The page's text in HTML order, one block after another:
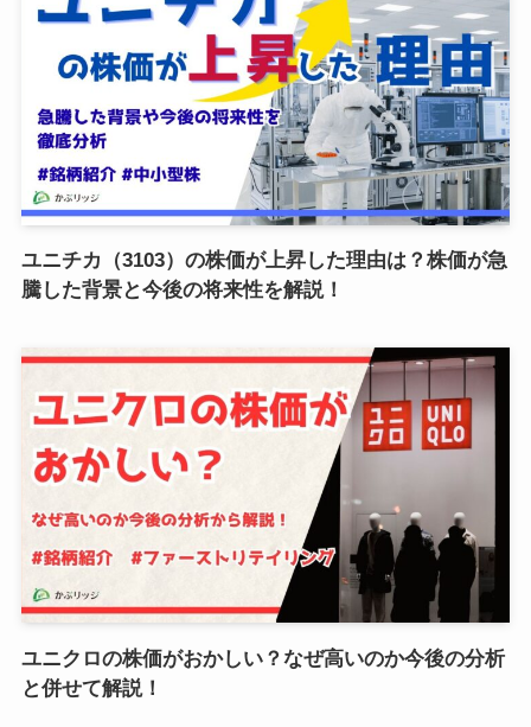
ユニチカ（3103）の株価が上昇した理由は？株価が急
騰した背景と今後の将来性を解説！
ユニクロの株価がおかしい？なぜ高いのか今後の分析
と併せて解説！